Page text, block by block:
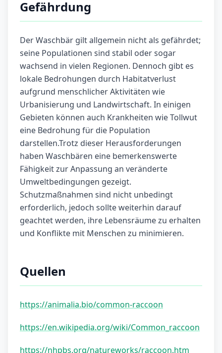
Gefährdung
Der Waschbär gilt allgemein nicht als gefährdet;
seine Populationen sind stabil oder sogar
wachsend in vielen Regionen. Dennoch gibt es
lokale Bedrohungen durch Habitatverlust
aufgrund menschlicher Aktivitäten wie
Urbanisierung und Landwirtschaft. In einigen
Gebieten können auch Krankheiten wie Tollwut
eine Bedrohung für die Population
darstellen.Trotz dieser Herausforderungen
haben Waschbären eine bemerkenswerte
Fähigkeit zur Anpassung an veränderte
Umweltbedingungen gezeigt.
Schutzmaßnahmen sind nicht unbedingt
erforderlich, jedoch sollte weiterhin darauf
geachtet werden, ihre Lebensräume zu erhalten
und Konflikte mit Menschen zu minimieren.
Quellen
https://animalia.bio/common-raccoon
https://en.wikipedia.org/wiki/Common_raccoon
https://nhpbs.org/natureworks/raccoon.htm